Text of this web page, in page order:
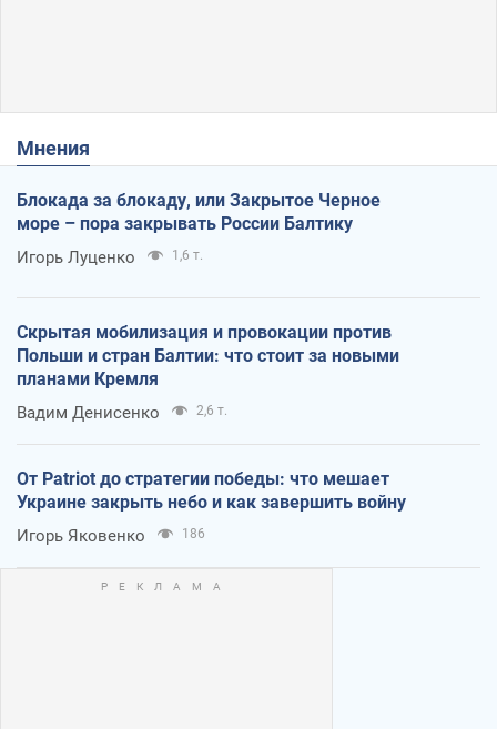
Мнения
Блокада за блокаду, или Закрытое Черное
море – пора закрывать России Балтику
Игорь Луценко 1,6 т.
Скрытая мобилизация и провокации против
Польши и стран Балтии: что стоит за новыми
планами Кремля
Вадим Денисенко 2,6 т.
От Patriot до стратегии победы: что мешает
Украине закрыть небо и как завершить войну
Игорь Яковенко 186